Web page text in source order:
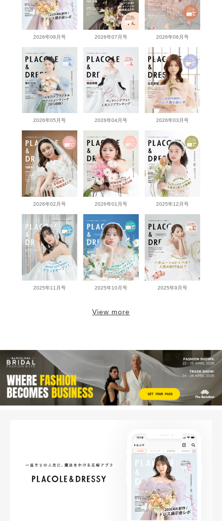
2026年08月号 2026年07月号 2026年06月号
2026年05月号 2026年04月号 2026年03月号
2026年02月号 2026年01月号 2025年12月号
2025年11月号 2025年10月号 2025年9月号
View more